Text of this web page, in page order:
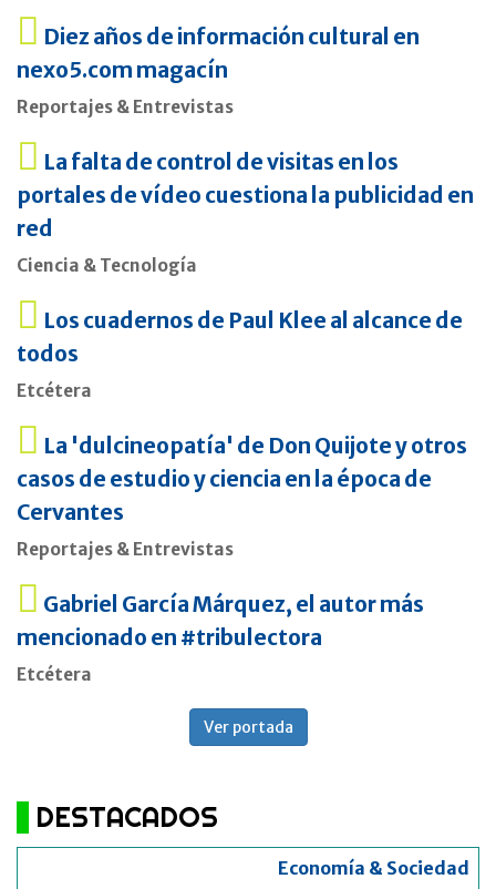
Diez años de información cultural en
nexo5.com magacín
Reportajes & Entrevistas
La falta de control de visitas en los
portales de vídeo cuestiona la publicidad en
red
Ciencia & Tecnología
Los cuadernos de Paul Klee al alcance de
todos
Etcétera
La 'dulcineopatía' de Don Quijote y otros
casos de estudio y ciencia en la época de
Cervantes
Reportajes & Entrevistas
Gabriel García Márquez, el autor más
mencionado en #tribulectora
Etcétera
Ver portada
DESTACADOS
Economía & Sociedad